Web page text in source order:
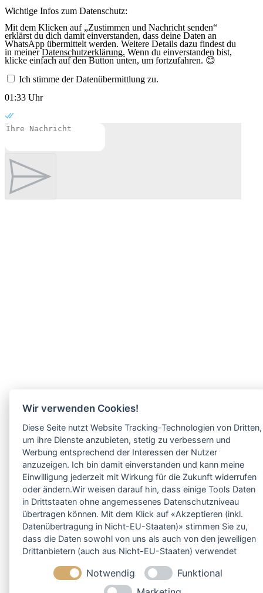
Wir verwenden Cookies!
Diese Seite nutzt Website Tracking-Technologien von Dritten,
um ihre Dienste anzubieten, stetig zu verbessern und
Werbung entsprechend der Interessen der Nutzer
anzuzeigen. Ich bin damit einverstanden und kann meine
Einwilligung jederzeit mit Wirkung für die Zukunft widerrufen
oder ändern.Wir weisen darauf hin, dass einige Tools Daten
in Drittstaaten ohne angemessenes Datenschutzniveau
übertragen können. Mit dem Klick auf «Akzeptieren (inkl.
Datenübertragung in Nicht-EU-Staaten)» stimmen Sie zu,
dass die Daten sowohl von uns als auch von den jeweiligen
Drittanbietern (auch aus Nicht-EU-Staaten) verwendet
selbstverständlich jederzeit ändern.
Notwendig
Funktional
Wichtige Infos zum Datenschutz:
Mit dem Klicken auf „Zustimmen und Nachricht senden“
erklärst du dich damit einverstanden, dass deine Daten an
WhatsApp übermittelt werden. Weitere Details dazu findest du
in meinerDatenschutzerklärung. Wenn du einverstanden bist,
klicke einfach auf den Button unten, um fortzufahren. 😊
Ich stimme der Datenübermittlung zu.
01:33 Uhr